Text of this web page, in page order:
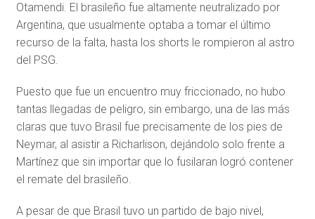
Otamendi. El brasileño fue altamente neutralizado por
Argentina, que usualmente optaba a tomar el último
recurso de la falta, hasta los shorts le rompieron al astro
del PSG.
Puesto que fue un encuentro muy friccionado, no hubo
tantas llegadas de peligro, sin embargo, una de las más
claras que tuvo Brasil fue precisamente de los pies de
Neymar, al asistir a Richarlison, dejándolo solo frente a
Martínez que sin importar que lo fusilaran logró contener
el remate del brasileño.
A pesar de que Brasil tuvo un partido de bajo nivel,